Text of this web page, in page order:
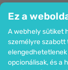
Ez a
A webhely sütiket
személyre szabott
elengedhetetlenek
opcionálisak, és a
Cég
Információk
Csatlakozzon